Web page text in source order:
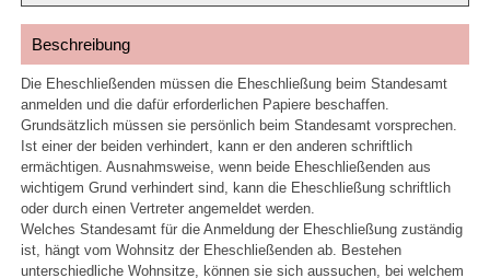
Beschreibung
Die Eheschließenden müssen die Eheschließung beim Standesamt
anmelden und die dafür erforderlichen Papiere beschaffen.
Grundsätzlich müssen sie persönlich beim Standesamt vorsprechen.
Ist einer der beiden verhindert, kann er den anderen schriftlich
ermächtigen. Ausnahmsweise, wenn beide Eheschließenden aus
wichtigem Grund verhindert sind, kann die Eheschließung schriftlich
oder durch einen Vertreter angemeldet werden.
Welches Standesamt für die Anmeldung der Eheschließung zuständig
ist, hängt vom Wohnsitz der Eheschließenden ab. Bestehen
unterschiedliche Wohnsitze, können sie sich aussuchen, bei welchem